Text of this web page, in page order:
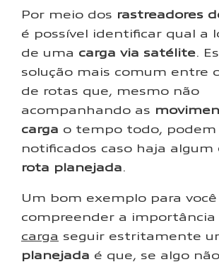
Por meio dos rastreadores
é possível identificar qual a
de uma carga via satélite .
solução mais comum entre
de rotas que, mesmo não
acompanhando as
carga o tempo todo, podem
notificados caso haja algum
rota planejada
Um bom exemplo para você
compreender a importância
carga seguir estritamente
planejada é que, se algo não